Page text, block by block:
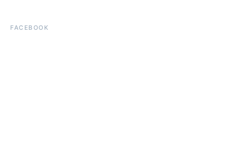
FACEBOOK